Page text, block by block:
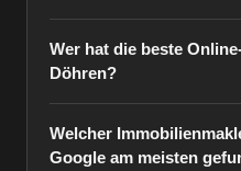
Wer hat die beste
Döhren?
Welcher
Google am meisten